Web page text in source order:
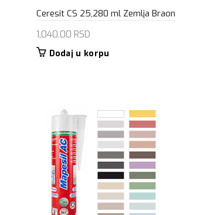
Ceresit CS 25,280 ml Zemlja Braon
1,040.00 RSD
Dodaj u korpu